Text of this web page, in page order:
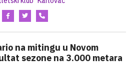
na mitingu u Novom
sezone na 3.000 metara